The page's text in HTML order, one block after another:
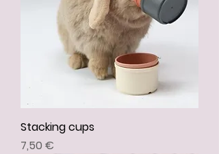
Stacking cups
Prix
7,50 €